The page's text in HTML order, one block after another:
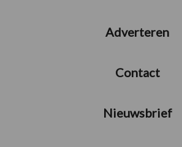
Adverteren
Contact
Nieuwsbrief